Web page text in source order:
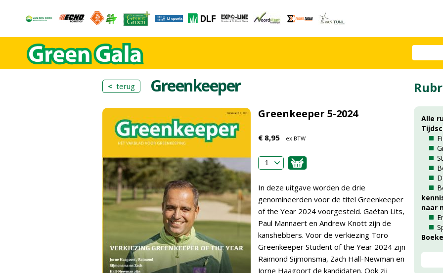
< terug Greenkeeper
Greenkeeper 5-2024
€ 8,95 ex BTW
In deze uitgave worden de drie
genomineerden voor de titel Greenkeeper
of the Year 2024 voorgesteld. Gaëtan Lits,
Paul Mannaert en Andrew Knott zijn de
kanshebbers. Voor de verkiezing Toro
Greenkeeper Student of the Year 2024 zijn
Raimond Sijmonsma, Zach Hall-Newman en
Jorne Haagoort de kandidaten. Ook zij
Alle
naar